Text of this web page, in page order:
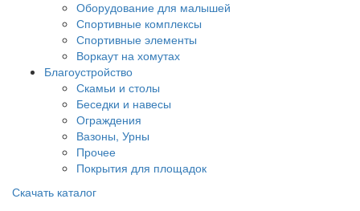
Оборудование для малышей
Спортивные комплексы
Спортивные элементы
Воркаут на хомутах
Благоустройство
Скамьи и столы
Беседки и навесы
Ограждения
Вазоны, Урны
Прочее
Покрытия для площадок
Скачать каталог